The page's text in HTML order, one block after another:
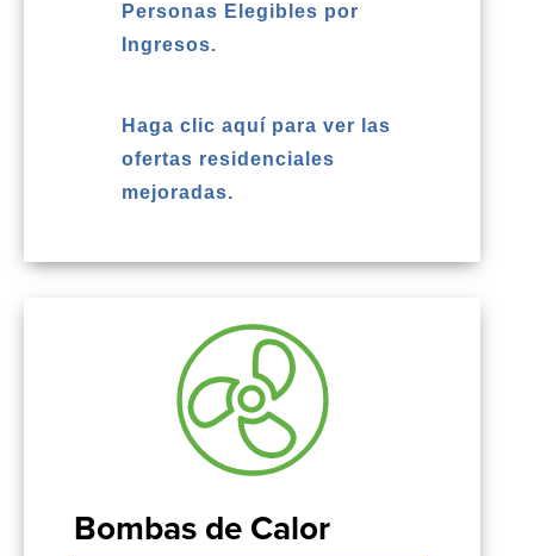
Personas Elegibles por
Ingresos.
Haga clic aquí para ver las
ofertas residenciales
mejoradas.
Bombas de Calor